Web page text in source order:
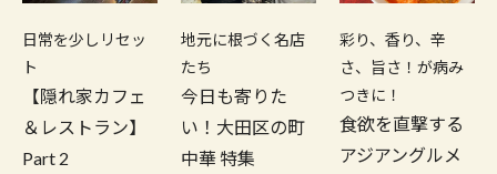
日常を少しリセッ
ト
【隠れ家カフェ
＆レストラン】
Part 2
地元に根づく名店
たち
今日も寄りた
い！大田区の町
中華 特集
彩り、香り、辛
さ、旨さ！が病み
つきに！
食欲を直撃する
アジアングルメ